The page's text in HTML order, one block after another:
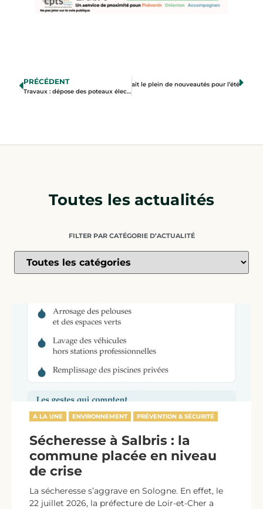
PRÉCÉDENT
Travaux : dépose des poteaux électriques en centre-ville
Suivant La bibliothèque fait le plein de nouveautés pour l’été
Toutes les actualités
FILTER PAR CATÉGORIE D’ACTUALITÉ
A LA UNE ENVIRONNEMENT PRÉVENTION & SÉCURITÉ
Sécheresse à Salbris : la
commune placée en niveau
de crise
La sécheresse s’aggrave en Sologne. En effet, le
22 juillet 2026, la préfecture de Loir-et-Cher a